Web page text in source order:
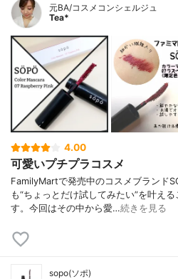
元BA/コスメコンシェルジュ
Tea*
4.00
可愛いプチプラコスメ
FamilyMartで発売中のコスメブランド
も“ちょっとだけ試してみたい”を叶え
す。今回はその中から愛…続きを見る
sopo(ソポ)